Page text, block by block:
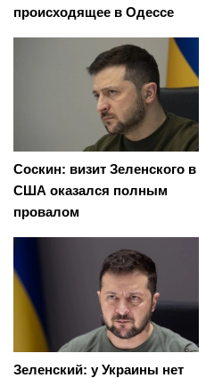
происходящее в Одессе
Соскин: визит Зеленского в
США оказался полным
провалом
Зеленский: у Украины нет